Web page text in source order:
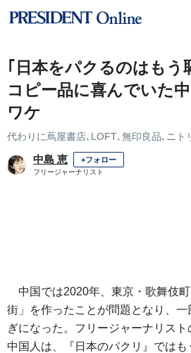
｢日本をパクるのはもう
コピー品に喜んでいた
ワケ
代わりに蔦屋書店､LOFT､無印良品､ニト
中島 恵 +フォロー
フリージャーナリスト
中国では2020年、東京・歌舞伎
街」を作ったことが問題となり、
ぎになった。フリージャーナリス
中国人は、『日本のパクリ』では